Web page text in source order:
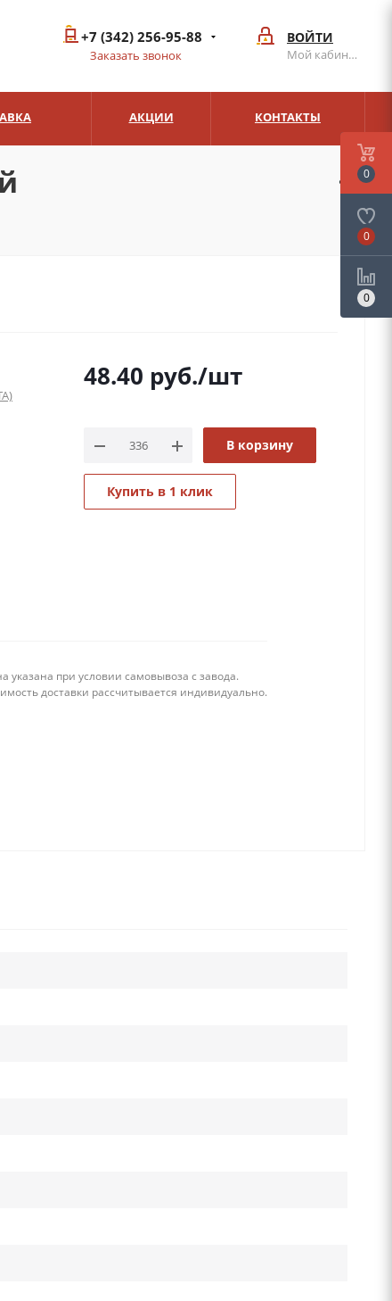
ВОЙТИ
Мой кабинет
+7 (342) 256-95-88
Заказать звонок
АКЦИИ КОНТАКТЫ
48.40 руб./шт
В корзину
Купить в 1 клик
указана при условии самовывоза с завода.
доставки рассчитывается индивидуально.
0
0
0